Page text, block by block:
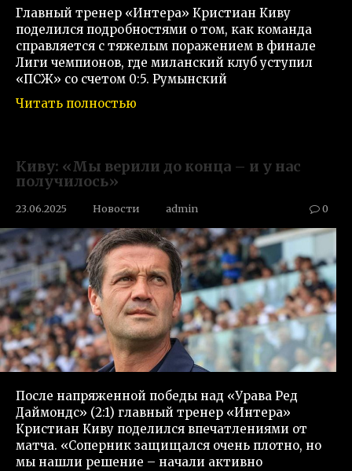
Главный тренер «Интера» Кристиан Киву
поделился подробностями о том, как команда
справляется с тяжелым поражением в финале
Лиги чемпионов, где миланский клуб уступил
«ПСЖ» со счетом 0:5. Румынский
Читать полностью
Киву: «Мы верили до конца – и у нас
получилось»
23.06.2025 Новости admin 0
После напряженной победы над «Урава Ред
Даймондс» (2:1) главный тренер «Интера»
Кристиан Киву поделился впечатлениями от
матча. «Соперник защищался очень плотно, но
мы нашли решение – начали активно